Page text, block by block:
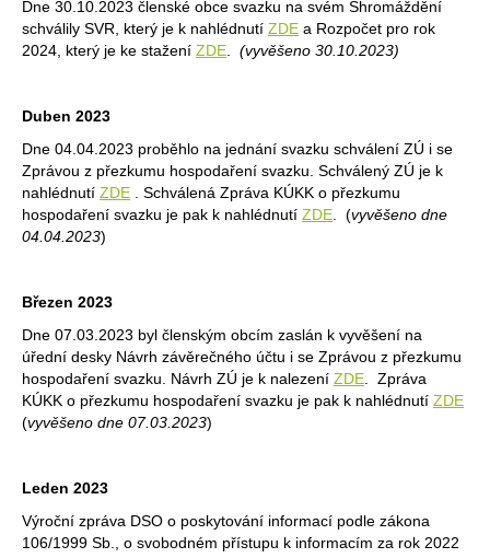
Dne 30.10.2023 členské obce svazku na svém Shromáždění
schválily SVR, který je k nahlédnutí ZDE a Rozpočet pro rok
2024, který je ke stažení ZDE (vyvěšeno 30.10.2023)
Duben 2023
Dne 04.04.2023 proběhlo na jednání svazku schválení ZÚ i se
Zprávou z přezkumu hospodaření svazku. Schválený ZÚ je k
nahlédnutí ZDE . Schválená Zpráva KÚKK o přezkumu
hospodaření svazku je pak k nahlédnutí ZDE . (vyvěšeno dne
04.04.2023)
Březen 2023
Dne 07.03.2023 byl členským obcím zaslán k vyvěšení na
úřední desky Návrh závěrečného účtu i se Zprávou z přezkumu
hospodaření svazku. Návrh ZÚ je k nalezení ZDE . Zpráva
KÚKK o přezkumu hospodaření svazku je pak k nahlédnutí ZDE
(vyvěšeno dne 07.03.2023)
Leden 2023
Výroční zpráva DSO o poskytování informací podle zákona
106/1999 Sb., o svobodném přístupu k informacím za rok 2022